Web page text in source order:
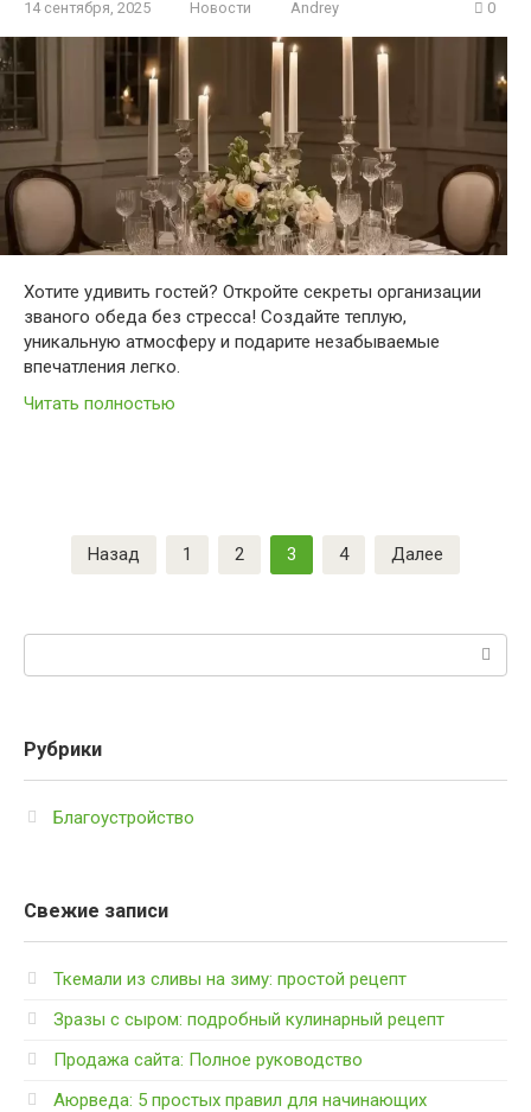
14 сентября, 2025 Новости Andrey 0
Хотите удивить гостей? Откройте секреты организации
званого обеда без стресса! Создайте теплую,
уникальную атмосферу и подарите незабываемые
впечатления легко.
Читать полностью
Пагинация
записей
Назад 1 2 3 4 Далее
Рубрики
Благоустройство
Свежие записи
Ткемали из сливы на зиму: простой рецепт
Зразы с сыром: подробный кулинарный рецепт
Продажа сайта: Полное руководство
Аюрведа: 5 простых правил для начинающих